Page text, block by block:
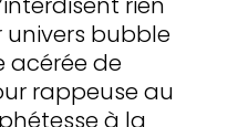
bubble
acérée de
rappeuse au
à la